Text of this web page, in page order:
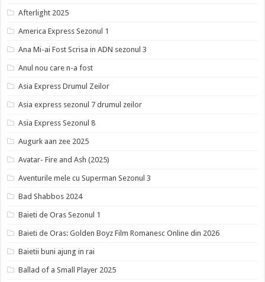
Afterlight 2025
America Express Sezonul 1
Ana Mi-ai Fost Scrisa in ADN sezonul 3
Anul nou care n-a fost
Asia Express Drumul Zeilor
Asia express sezonul 7 drumul zeilor
Asia Express Sezonul 8
Augurk aan zee 2025
Avatar- Fire and Ash (2025)
Aventurile mele cu Superman Sezonul 3
Bad Shabbos 2024
Baieti de Oras Sezonul 1
Baieti de Oras: Golden Boyz Film Romanesc Online din 2026
Baietii buni ajung in rai
Ballad of a Small Player 2025